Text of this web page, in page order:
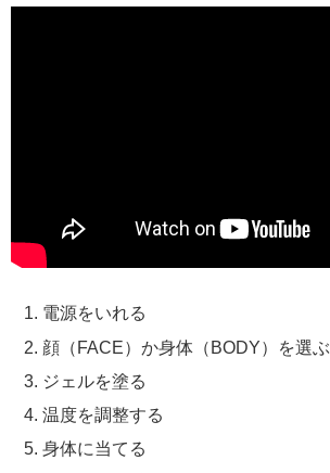
電源をいれる
顔（FACE）か身体（BODY）を選ぶ
ジェルを塗る
温度を調整する
身体に当てる